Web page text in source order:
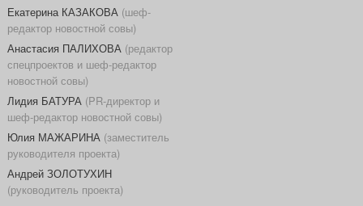
Екатерина КАЗАКОВА(шеф-
редактор новостной совы)
Анастасия ПАЛИХОВА(редактор
спецпроектов и шеф-редактор
новостной совы)
Лидия БАТУРА(PR-директор и
шеф-редактор новостной совы)
Юлия МАЖАРИНА(заместитель
руководителя проекта)
Андрей ЗОЛОТУХИН
(руководитель проекта)